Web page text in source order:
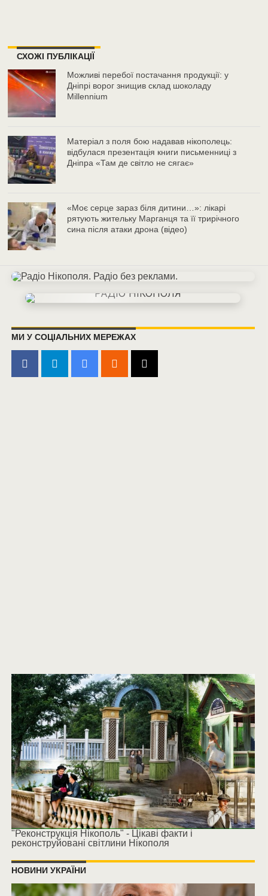
СХОЖІ ПУБЛІКАЦІЇ
Можливі перебої постачання продукції: у
Дніпрі ворог знищив склад шоколаду
Millennium
Матеріал з поля бою надавав нікополець:
відбулася презентація книги письменниці з
Дніпра «Там де світло не сягає»
«Моє серце зараз біля дитини…»: лікарі
рятують жительку Марганця та її трирічного
сина після атаки дрона (відео)
МИ У СОЦІАЛЬНИХ МЕРЕЖАХ
"Реконструкція Нікополь" - Цікаві факти і
реконструйовані світлини Нікополя
НОВИНИ УКРАЇНИ